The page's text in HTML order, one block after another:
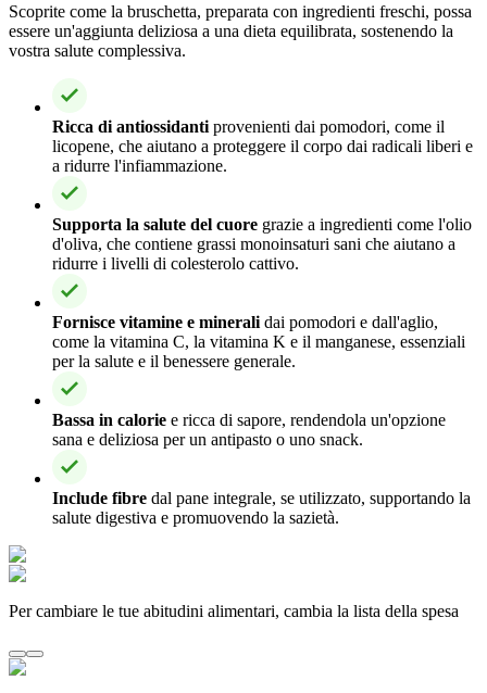
Scoprite come la bruschetta, preparata con ingredienti freschi, possa
essere un'aggiunta deliziosa a una dieta equilibrata, sostenendo la
vostra salute complessiva.
Ricca di antiossidanti provenienti dai pomodori, come il
licopene, che aiutano a proteggere il corpo dai radicali liberi e
a ridurre l'infiammazione.
Supporta la salute del cuore grazie a ingredienti come l'olio
d'oliva, che contiene grassi monoinsaturi sani che aiutano a
ridurre i livelli di colesterolo cattivo.
Fornisce vitamine e minerali dai pomodori e dall'aglio,
come la vitamina C, la vitamina K e il manganese, essenziali
per la salute e il benessere generale.
Bassa in calorie e ricca di sapore, rendendola un'opzione
sana e deliziosa per un antipasto o uno snack.
Include fibre dal pane integrale, se utilizzato, supportando la
salute digestiva e promuovendo la sazietà.
Per cambiare le tue abitudini alimentari, cambia la lista della spesa